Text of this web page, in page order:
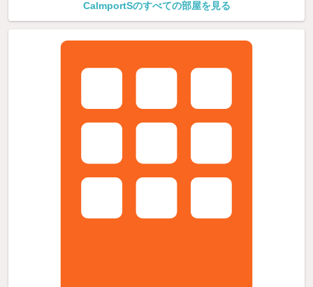
CalmportSのすべての部屋を見る